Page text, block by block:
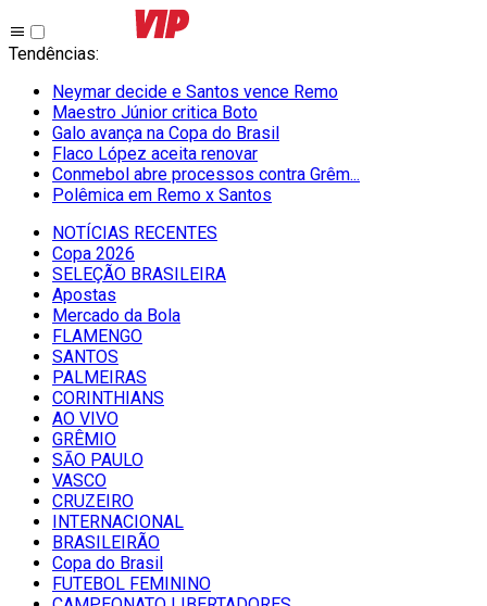
Tendências:
Neymar decide e Santos vence Remo
Maestro Júnior critica Boto
Galo avança na Copa do Brasil
Flaco López aceita renovar
Conmebol abre processos contra Grêm...
Polêmica em Remo x Santos
NOTÍCIAS RECENTES
Copa 2026
SELEÇÃO BRASILEIRA
Apostas
Mercado da Bola
FLAMENGO
SANTOS
PALMEIRAS
CORINTHIANS
AO VIVO
GRÊMIO
SĀO PAULO
VASCO
CRUZEIRO
INTERNACIONAL
BRASILEIRÃO
Copa do Brasil
FUTEBOL FEMININO